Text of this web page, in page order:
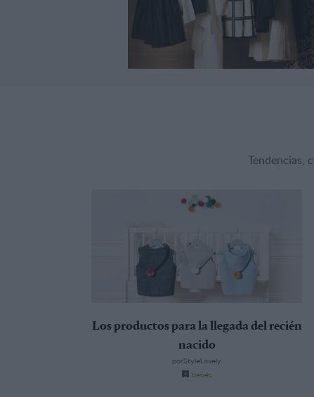
Tendencias,
Los productos para la llegada del recién
nacido
porStyleLovely
bebés